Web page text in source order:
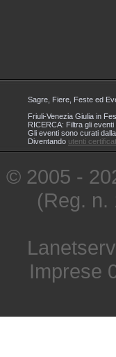
Sagre, Fiere, Feste ed
Friuli-Venezia Giulia in
RICERCA: Filtra gli
Gli eventi sono curati
Diventando utenti
© 2005 -
(Reg. n.
Imprese